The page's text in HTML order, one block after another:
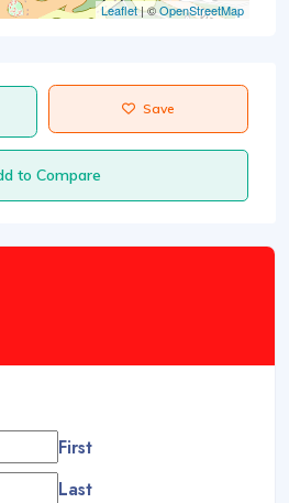
Leaflet| ©OpenStreetMap
Save
to Compare
First
Last